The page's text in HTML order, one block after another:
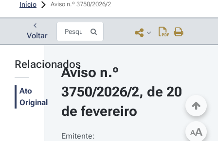
Início Aviso n.º 3750/2026/2
Voltar
Relacionados
Ato
Original
Aviso n.º
3750/2026/2, de 20
de fevereiro
Emitente:
AA